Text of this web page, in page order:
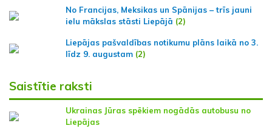
No Francijas, Meksikas un Spānijas – trīs jauni
ielu mākslas stāsti Liepājā (2)
Liepājas pašvaldības notikumu plāns laikā no 3.
līdz 9. augustam (2)
Saistītie raksti
Ukrainas Jūras spēkiem nogādās autobusu no
Liepājas